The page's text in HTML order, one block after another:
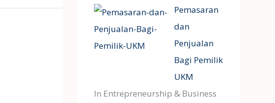
Pemasaran
dan
Penjualan
Bagi Pemilik
UKM
In Entrepreneurship & Business